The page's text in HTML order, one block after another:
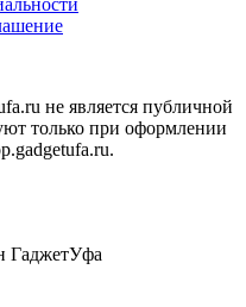
не является публичной
только при оформлении
ГаджетУфа